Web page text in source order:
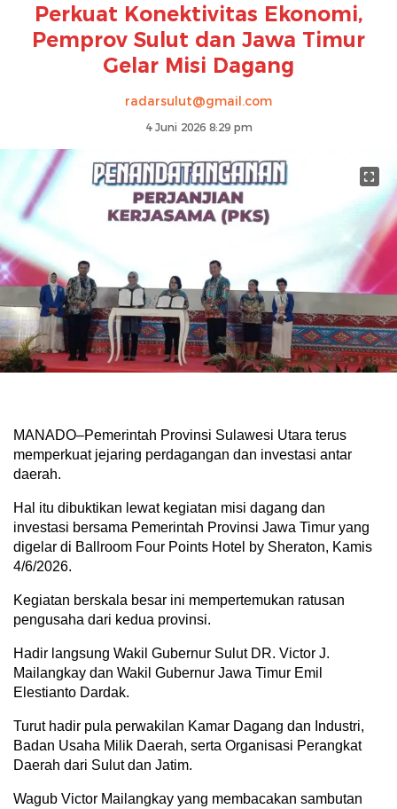
Perkuat Konektivitas Ekonomi,
Pemprov Sulut dan Jawa Timur
Gelar Misi Dagang
radarsulut@gmail.com
4 Juni 2026 8:29 pm
MANADO–Pemerintah Provinsi Sulawesi Utara terus
memperkuat jejaring perdagangan dan investasi antar
daerah.
Hal itu dibuktikan lewat kegiatan misi dagang dan
investasi bersama Pemerintah Provinsi Jawa Timur yang
digelar di Ballroom Four Points Hotel by Sheraton, Kamis
4/6/2026.
Kegiatan berskala besar ini mempertemukan ratusan
pengusaha dari kedua provinsi.
Hadir langsung Wakil Gubernur Sulut DR. Victor J.
Mailangkay dan Wakil Gubernur Jawa Timur Emil
Elestianto Dardak.
Turut hadir pula perwakilan Kamar Dagang dan Industri,
Badan Usaha Milik Daerah, serta Organisasi Perangkat
Daerah dari Sulut dan Jatim.
Wagub Victor Mailangkay yang membacakan sambutan